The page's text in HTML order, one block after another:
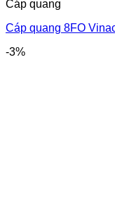
Cáp quang
Cáp quang 8FO
-3%